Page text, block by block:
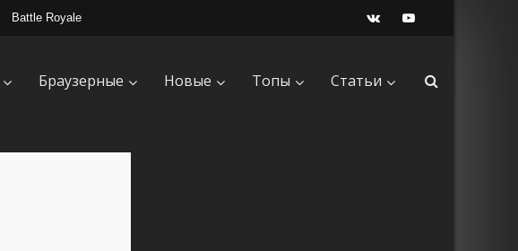
Battle Royale
Браузерные Новые Топы Статьи